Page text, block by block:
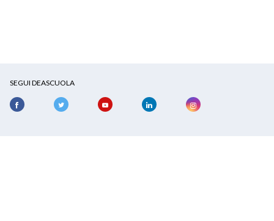
SEGUI DEASCUOLA